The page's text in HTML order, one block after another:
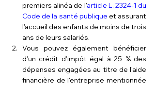
premiers alinéa de l'article L. 2324-1 du
Code de la santé publique et assurant
l'accueil des enfants de moins de trois
ans de leurs salariés.
Vous pouvez également bénéficier
d'un crédit d'impôt égal à 25 % des
dépenses engagées au titre de l'aide
financière de l'entreprise mentionnée